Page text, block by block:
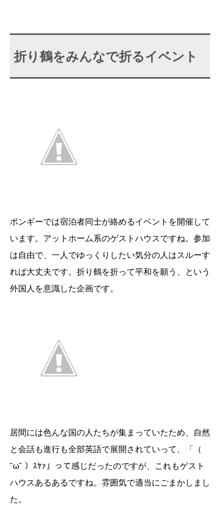
折り鶴をみんなで折るイベント
ポンギーでは宿泊者同士が絡めるイベントを開催して
います。アットホーム系のゲストハウスですね。参加
は自由で、一人でゆっくりしたい気分の人はスルーす
れば大丈夫です。折り鶴を折って平和を願う、という
外国人を意識した企画です。
居間には色んな国の人たちが集まっていたため、自然
と会話も進行も全部英語で展開されていって、「（
˘ω˘ ）ｽﾔｧ」って感じだったのですが、これもゲスト
ハウスあるあるですね。雰囲気で適当にごまかしまし
た。